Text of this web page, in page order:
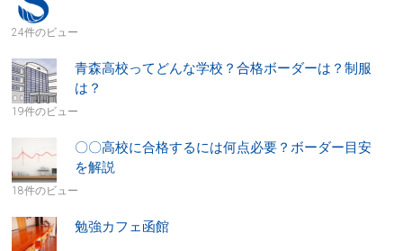
24件のビュー
青森高校ってどんな学校？合格ボーダーは？制服
は？
19件のビュー
〇〇高校に合格するには何点必要？ボーダー目安
を解説
18件のビュー
勉強カフェ函館